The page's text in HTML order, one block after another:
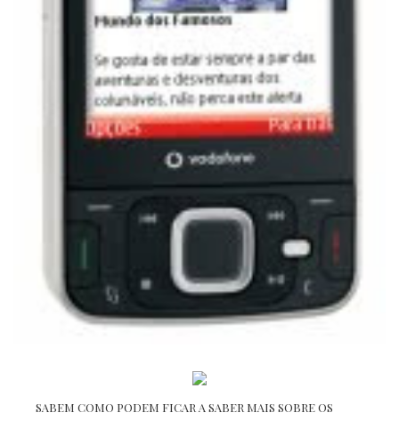
SABEM COMO PODEM FICAR A SABER MAIS SOBRE OS